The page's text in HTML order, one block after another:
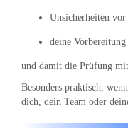
Unsicherheiten
deine
und damit die Prüfung
Besonders praktisch,
dich, dein Team oder